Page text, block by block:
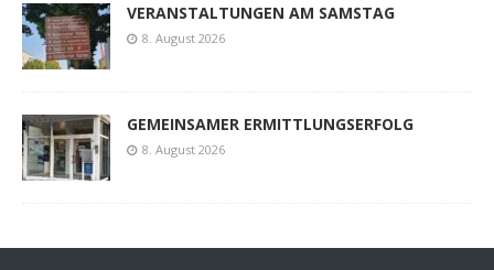
VERANSTALTUNGEN AM SAMSTAG
8. August 2026
GEMEINSAMER ERMITTLUNGSERFOLG
8. August 2026